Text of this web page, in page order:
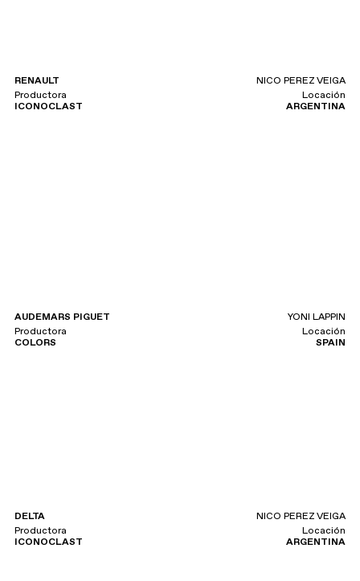
RENAULT
NICO PEREZ VEIGA
Productora
ICONOCLAST
Locación
ARGENTINA
AUDEMARS PIGUET
YONI LAPPIN
Productora
COLORS
Locación
SPAIN
DELTA
NICO PEREZ VEIGA
Productora
ICONOCLAST
Locación
ARGENTINA